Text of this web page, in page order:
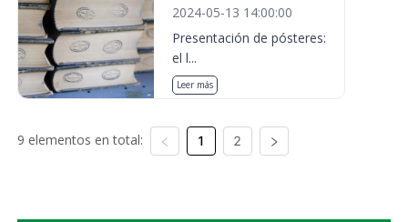
2024-05-13 14:00:00
Presentación de pósteres:
el l...
Leer más
9 elementos en total: 1 2